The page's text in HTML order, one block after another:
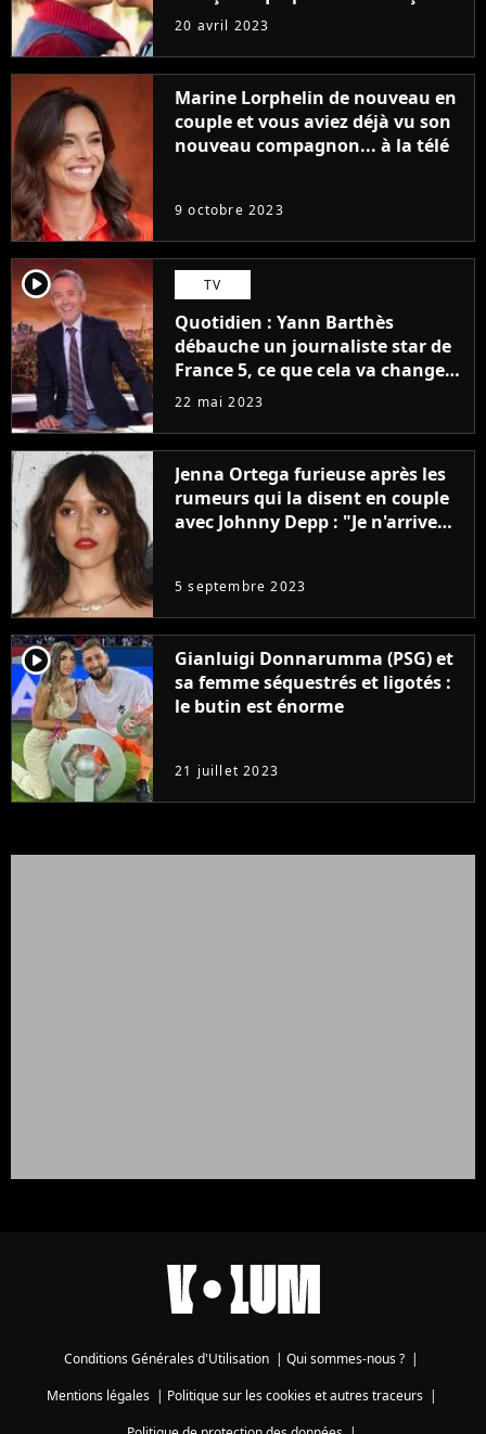
sans être super ringarde
20 avril 2023
Marine Lorphelin de nouveau en
couple et vous aviez déjà vu son
nouveau compagnon... à la télé
9 octobre 2023
player2 TV
Quotidien : Yann Barthès
débauche un journaliste star de
France 5, ce que cela va changer
à la rentrée
22 mai 2023
Jenna Ortega furieuse après les
rumeurs qui la disent en couple
avec Johnny Depp : "Je n'arrive
5 septembre 2023
player2
Gianluigi Donnarumma (PSG) et
sa femme séquestrés et ligotés :
le butin est énorme
21 juillet 2023
Conditions Générales d'Utilisation | Qui sommes-nous ? |
Mentions légales| Politique sur les cookies et autres traceurs|